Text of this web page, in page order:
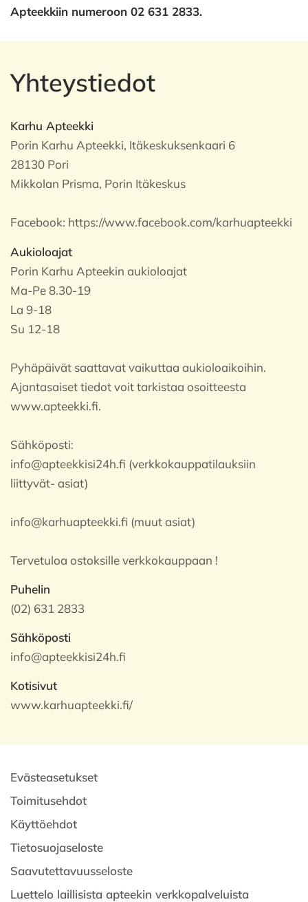
Apteekkiin numeroon 02 631 2833.
Yhteystiedot
Karhu Apteekki
Porin Karhu Apteekki, Itäkeskuksenkaari 6
28130 Pori
Mikkolan Prisma, Porin Itäkeskus
Facebook: https://www.facebook.com/karhuapteekki
Aukioloajat
Porin Karhu Apteekin aukioloajat
Ma-Pe 8.30-19
La 9-18
Su 12-18
Pyhäpäivät saattavat vaikuttaa aukioloaikoihin.
Ajantasaiset tiedot voit tarkistaa osoitteesta
www.apteekki.fi.
Sähköposti:
info@apteekkisi24h.fi (verkkokauppatilauksiin
liittyvät- asiat)
info@karhuapteekki.fi (muut asiat)
Tervetuloa ostoksille verkkokauppaan !
Puhelin
(02) 631 2833
Sähköposti
info@apteekkisi24h.fi
Kotisivut
www.karhuapteekki.fi/
Evästeasetukset
Toimitusehdot
Käyttöehdot
Tietosuojaseloste
Saavutettavuusseloste
Luettelo laillisista apteekin verkkopalveluista